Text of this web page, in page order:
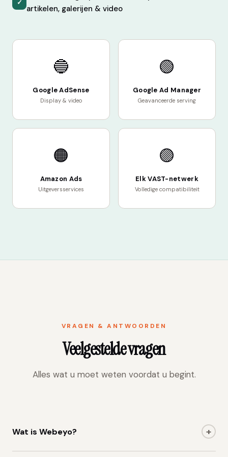
✓
artikelen, galerijen & video
🔵
Google AdSense
Display & video
🟢
Google Ad Manager
Geavanceerde serving
🟠
Amazon Ads
Uitgeversservices
🟣
Elk VAST-netwerk
Volledige compatibiliteit
VRAGEN & ANTWOORDEN
Veelgestelde vragen
Alles wat u moet weten voordat u begint.
Wat is Webeyo? +